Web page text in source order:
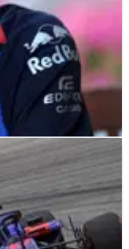
Toro